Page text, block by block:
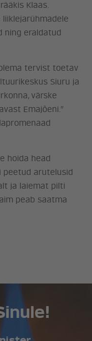
Klaas.
liiklejarühmadele
ning eraldatud
tervist toetav
Siuru ja
värske
Emajõeni.”
hoida head
peetud arutelusid
ja laiemat pilti
peab saatma